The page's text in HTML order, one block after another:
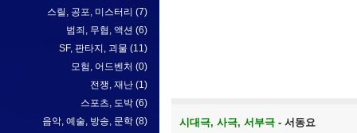
스릴, 공포, 미스터리 (7)
범죄, 무협, 액션 (6)
SF, 판타지, 괴물 (11)
모험, 어드벤처 (0)
전쟁, 재난 (1)
스포츠, 도박 (6)
음악, 예술, 방송, 문학 (8)
시대극, 사극, 서부극 - 서동요